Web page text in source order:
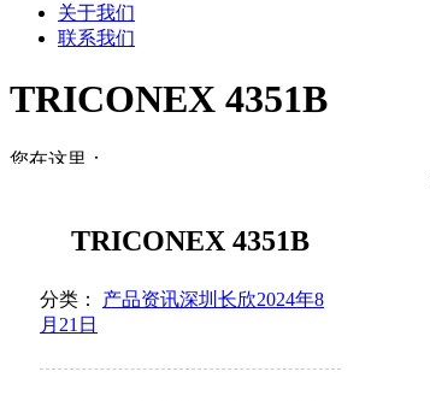
关于我们
联系我们
TRICONEX 4351B
您在这里：
产品资讯
TRICO…
TRICONEX 4351B
分类： 产品资讯深圳长欣2024年8
月21日